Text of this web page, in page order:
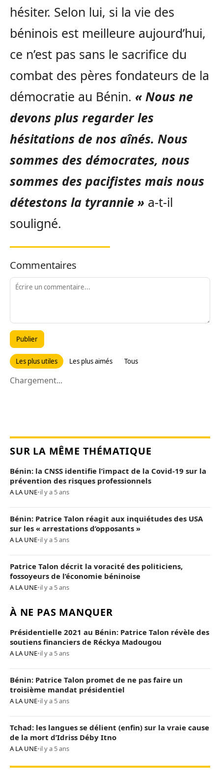
hésiter. Selon lui, si la vie des
béninois est meilleure aujourd’hui,
ce n’est pas sans le sacrifice du
combat des pères fondateurs de la
démocratie au Bénin. « Nous ne
devons plus regarder les
hésitations de nos aînés. Nous
sommes des démocrates, nous
sommes des pacifistes mais nous
détestons la tyrannie » a-t-il
souligné.
Commentaires
Publier
Les plus utiles Les plus aimés Tous
Chargement...
SUR LA MÊME THÉMATIQUE
Bénin: la CNSS identifie l’impact de la Covid-19 sur la
prévention des risques professionnels
A LA UNE•il y a 5 ans
Bénin: Patrice Talon réagit aux inquiétudes des USA
sur les « arrestations d’opposants »
A LA UNE•il y a 5 ans
Patrice Talon décrit la voracité des politiciens,
fossoyeurs de l’économie béninoise
A LA UNE•il y a 5 ans
À NE PAS MANQUER
Présidentielle 2021 au Bénin: Patrice Talon révèle des
soutiens financiers de Réckya Madougou
A LA UNE•il y a 5 ans
Bénin: Patrice Talon promet de ne pas faire un
troisième mandat présidentiel
A LA UNE•il y a 5 ans
Tchad: les langues se délient (enfin) sur la vraie cause
de la mort d’Idriss Déby Itno
A LA UNE•il y a 5 ans